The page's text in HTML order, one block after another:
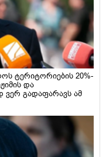
ტერიტორიების 20%-
და
ვერ გადაფარავს ამ